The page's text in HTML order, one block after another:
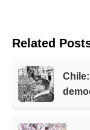
Related